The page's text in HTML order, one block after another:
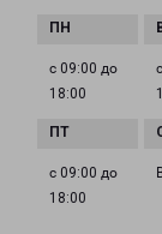
с 09:00 до
18:00
с 09:00 до
18:00